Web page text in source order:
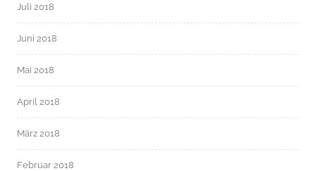
Juli 2018
Juni 2018
Mai 2018
April 2018
März 2018
Februar 2018